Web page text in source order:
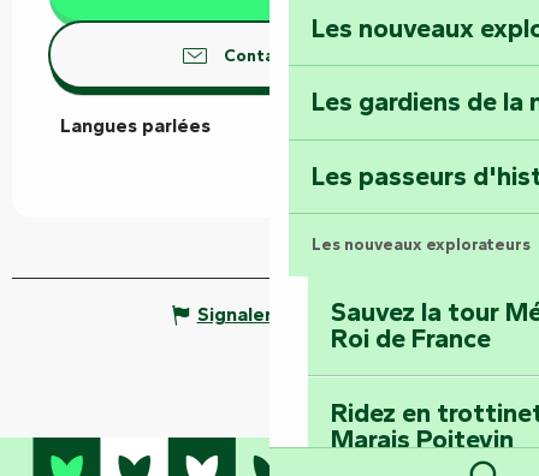
Faymoreau :
épopée minière
Terre d’étoiles :
Les nouveaux
Les gardiens de la
Les passeurs
Les nouveaux explorateurs
Sauvez la tour
Roi de France
Ridez en
Marais Poitevin
Contactez-nous
Langues parlées
Langues parlées
Signaler une erreur